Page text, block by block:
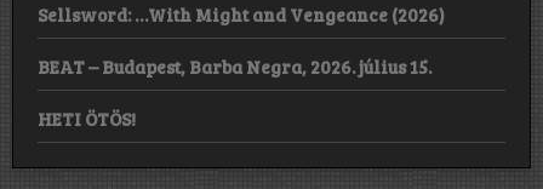
Sellsword: …With Might and Vengeance (2026)
BEAT – Budapest, Barba Negra, 2026. július 15.
HETI ÖTÖS!